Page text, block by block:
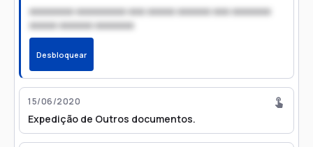
xxxxxxxx xxxxxxxxx xxx xxxxx xxxxxx xxx xxxxxxx
xxxxx xxxxxx xxxxxxx
Desbloquear
15/06/2020
Expedição de Outros documentos.